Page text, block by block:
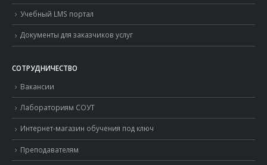
Учебный LMS портал
Документы для заказчиков услуг
СОТРУДНИЧЕСТВО
Вакансии
Лабораториям СОУТ
Интернет-магазин обучения под ключ
Преподавателям